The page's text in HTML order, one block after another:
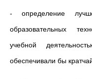
- определение
образовательных
учебной
обеспечивали бы